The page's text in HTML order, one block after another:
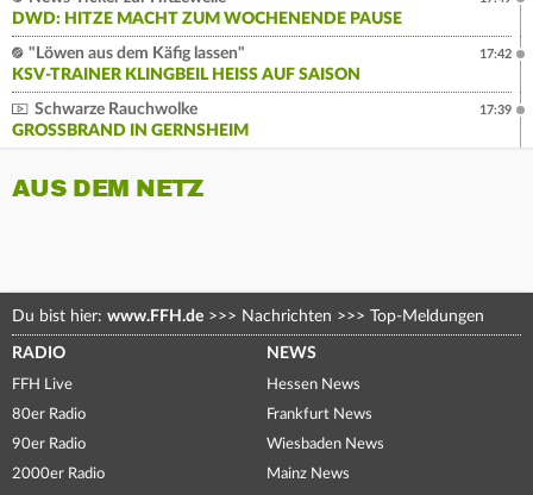
DWD: HITZE MACHT ZUM WOCHENENDE PAUSE
"Löwen aus dem Käfig lassen"
KSV-TRAINER KLINGBEIL HEISS AUF SAISON
17:42
Schwarze Rauchwolke
GROSSBRAND IN GERNSHEIM
17:39
AUS DEM NETZ
Du bist hier: www.FFH.de >>> Nachrichten >>> Top-Meldungen
RADIO
FFH Live
80er Radio
90er Radio
2000er Radio
NEWS
Hessen News
Frankfurt News
Wiesbaden News
Mainz News